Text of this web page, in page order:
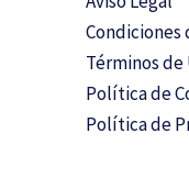
Condiciones
Términos de
Política de
Política de